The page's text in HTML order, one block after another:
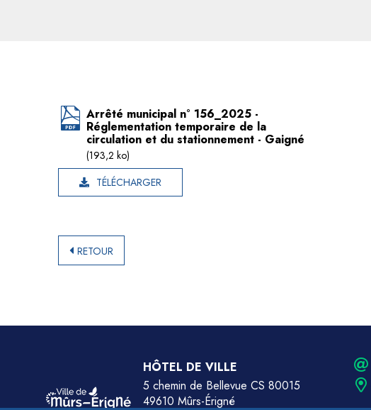
Arrêté municipal n° 156_2025 -
Réglementation temporaire de la
circulation et du stationnement - Gaigné
(193,2 ko)
TÉLÉCHARGER
RETOUR
HÔTEL DE VILLE
5 chemin de Bellevue CS 80015
49610 Mûrs-Érigné